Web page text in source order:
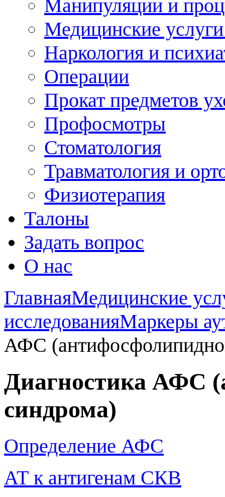
Манипуляции и
Медицинские
Наркология и
Операции
Прокат предметов
Профосмотры
Стоматология
Травматология и
Физиотерапия
Талоны
Задать вопрос
О нас
ГлавнаяМедицинские
исследованияМаркеры
АФС
Диагностика АФС
синдрома)
Определение АФС
АТ к антигенам СКВ